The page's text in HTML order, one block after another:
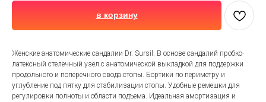
в корзину
Женские анатомические сандалии Dr. Sursil. В основе сандалий пробко-
латексный стелечный узел с анатомической выкладкой для поддержки
продольного и поперечного свода стопы. Бортики по периметру и
углубление под пятку для стабилизации стопы. Удобные ремешки для
регулировки полноты и области подъема. Идеальная амортизация и